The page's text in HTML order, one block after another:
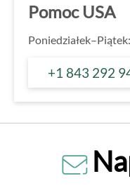
Pomoc USA
+1 843 292